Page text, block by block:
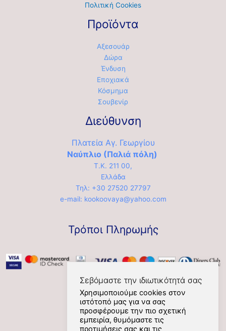
Πολιτική Cookies
Προϊόντα
Αξεσουάρ
Δώρα
Ένδυση
Εποχιακά
Κόσμημα
Σουβενίρ
Διεύθυνση
Πλατεία Αγ. Γεωργίου
Ναύπλιο (Παλιά πόλη)
Τ.Κ. 211 00,
Ελλάδα
Τηλ: +30 27520 27797
e-mail: kookoovaya@yahoo.com
Τρόποι Πληρωμής
Social
Σεβόμαστε την ιδιωτικότητά σας
Χρησιμοποιούμε cookies στον
ιστότοπό μας για να σας
προσφέρουμε την πιο σχετική
εμπειρία, θυμόμαστε τις
προτιμήσεις σας και τις